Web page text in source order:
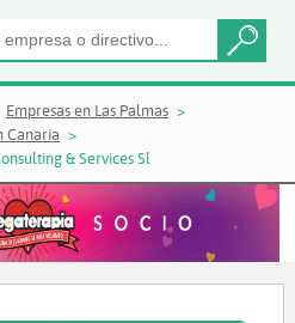
Empresas en Las Palmas
Canaria
& Services Sl